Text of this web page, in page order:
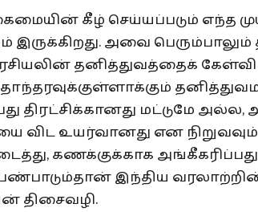
கீழ் செய்யப்படும் எந்த
இருக்கிறது. அவை
தனித்துவத்தைக் கேள்வி
திரட்சிக்கானது மட்டுமே அல்ல,
விட உயர்வானது என
கணக்குக்காக
பண்பாடும்தான் இந்திய
திசைவழி.